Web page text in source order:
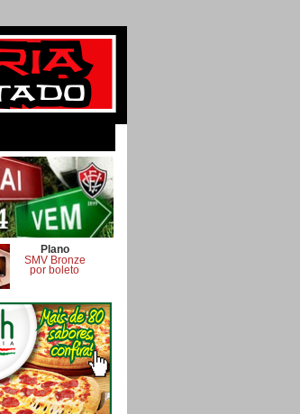
Plano
SMV Bronze
por boleto